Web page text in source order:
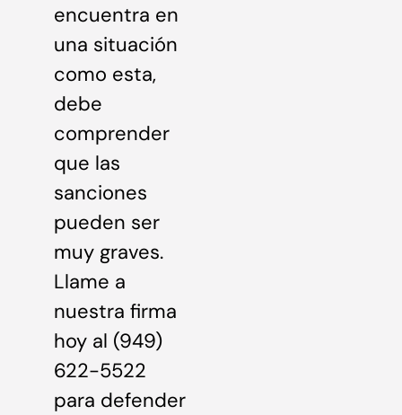
encuentra en
una situación
como esta,
debe
comprender
que las
sanciones
pueden ser
muy graves.
Llame a
nuestra firma
hoy al (949)
622-5522
para defender